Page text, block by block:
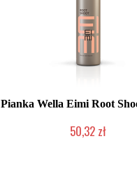
Pianka Wella Eimi Root
50,32 zł